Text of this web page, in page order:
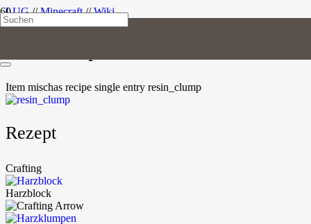
LUG//Minecraft//Wiki
Item mischas recipe single entry resin_clump
Rezept
Crafting
Harzblock